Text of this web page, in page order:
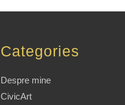
Categories
Despre mine
CivicArt